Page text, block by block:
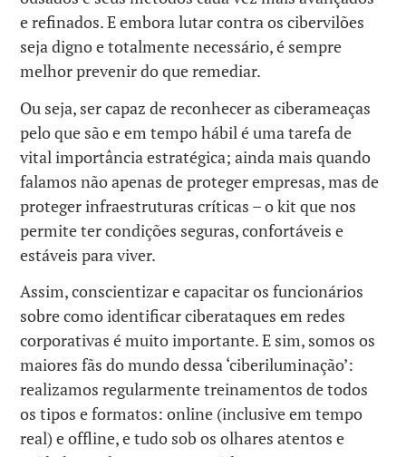
e refinados. E embora lutar contra os cibervilões
seja digno e totalmente necessário, é sempre
melhor prevenir do que remediar.
Ou seja, ser capaz de reconhecer as ciberameaças
pelo que são e em tempo hábil é uma tarefa de
vital importância estratégica; ainda mais quando
falamos não apenas de proteger empresas, mas de
proteger infraestruturas críticas – o kit que nos
permite ter condições seguras, confortáveis ​​e
estáveis ​​para viver.
Assim, conscientizar e capacitar os funcionários
sobre como identificar ciberataques em redes
corporativas é muito importante. E sim, somos os
maiores fãs do mundo dessa ‘ciberiluminação’:
realizamos regularmente treinamentos de todos
os tipos e formatos: online (inclusive em tempo
real) e offline, e tudo sob os olhares atentos e